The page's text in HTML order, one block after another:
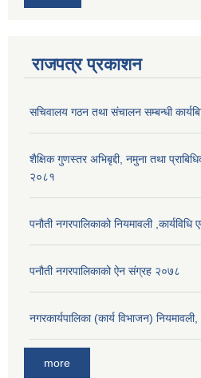
राजपत्र प्रकाशन
सचिवालय गठन तथा संचालन सम्बन्धी
शैक्षिक गुणस्तर अभिबृद्दी, नमुना तथा
२०८१
पनौती नगरपालिकाको नियमावली
पनौती नगरपालिकाको ऐन संग्रह २०७८
नगरकार्यपालिका (कार्य विभाजन)
more